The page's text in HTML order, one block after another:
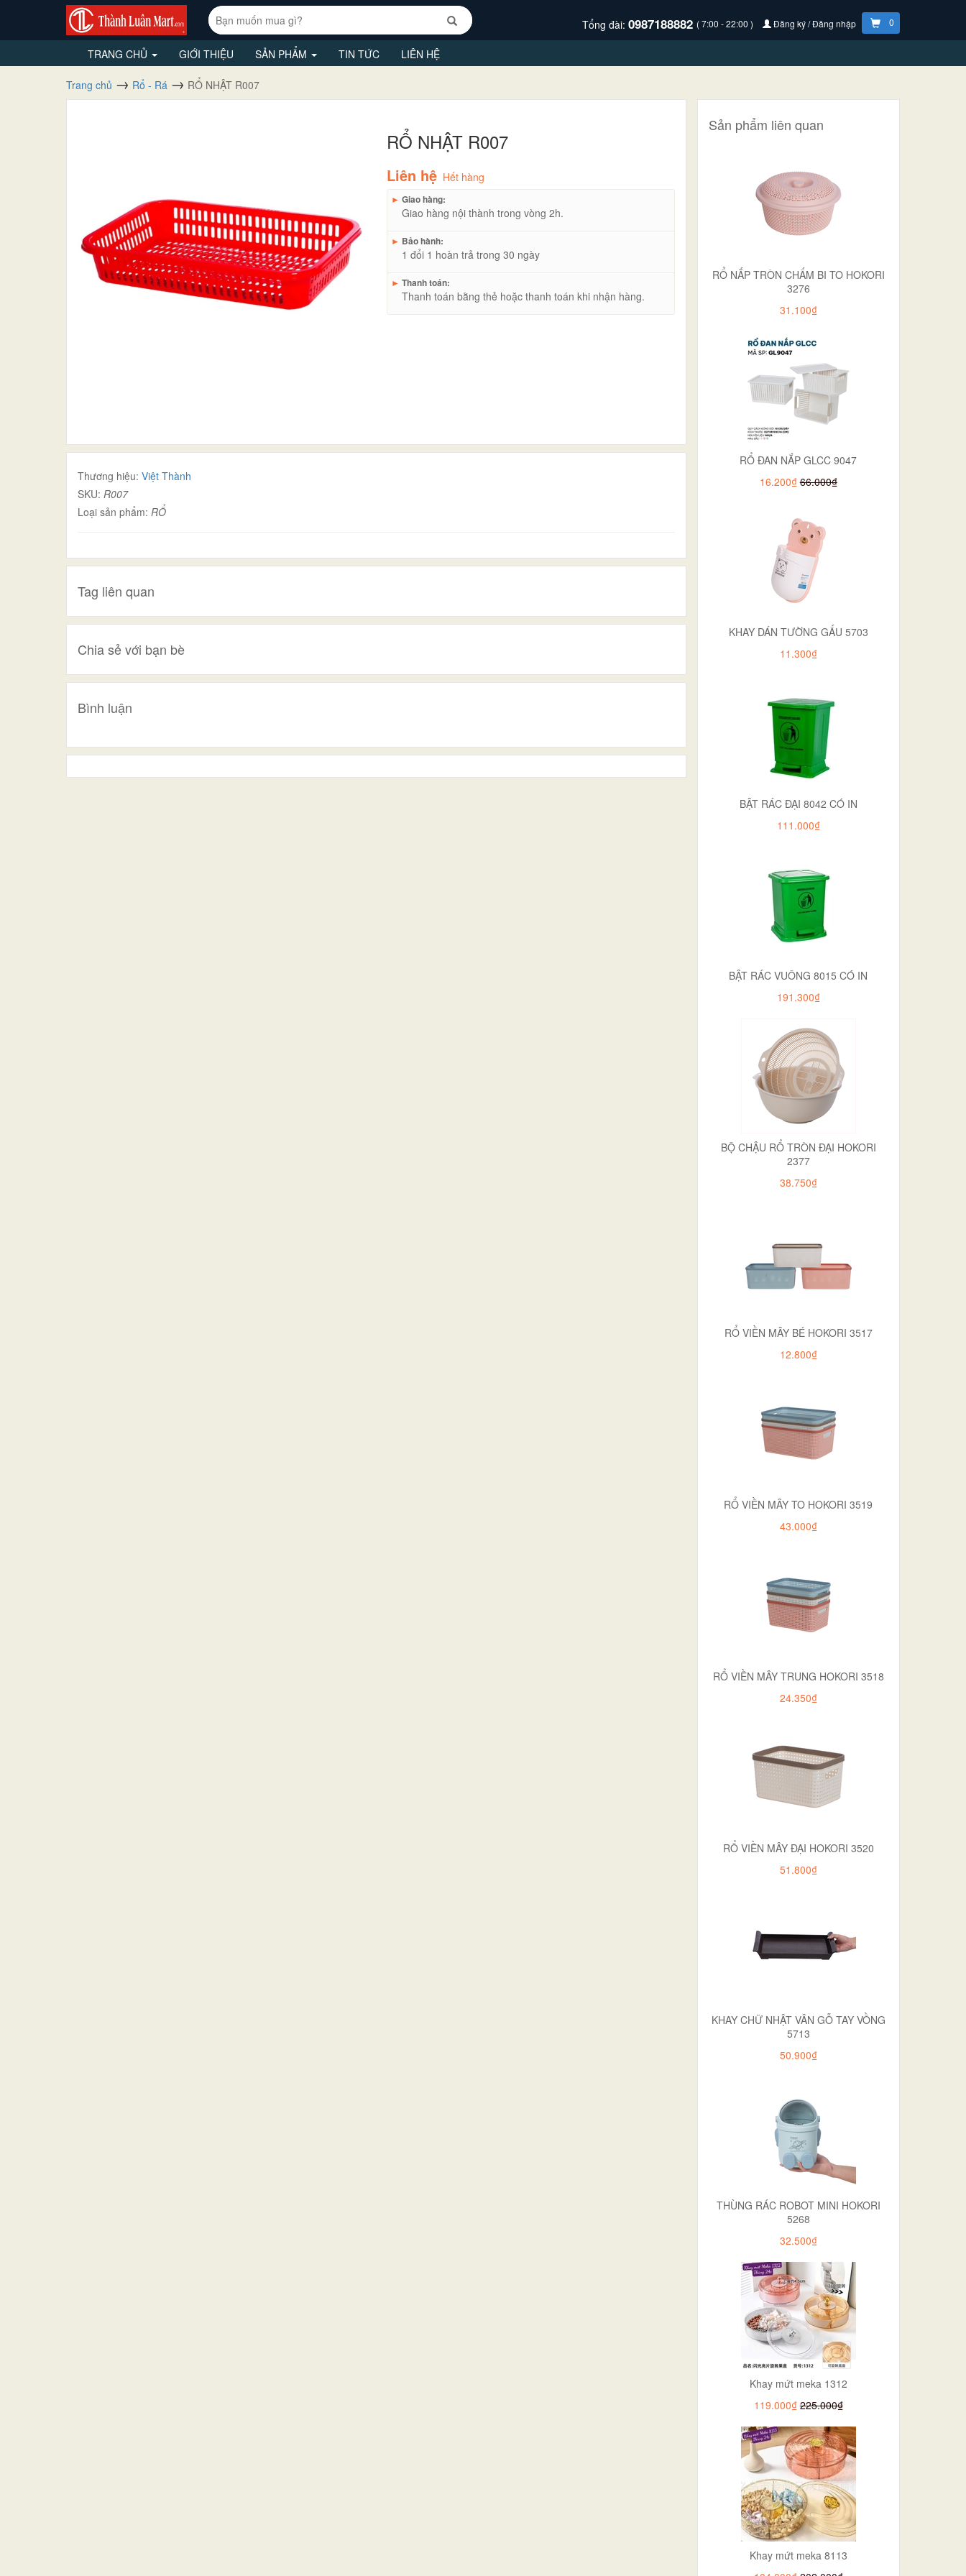
Tổng đài: 0987188882 ( 7:00 - 22:00 ) Đăng ký / Đăng nhập 0
TRANG CHỦ GIỚI THIỆU SẢN PHẨM TIN TỨC LIÊN HỆ
Trang chủ Rổ - Rá RỔ NHẬT R007
RỔ NHẬT R007
Liên hệ Hết hàng
► Giao hàng:
Giao hàng nội thành trong vòng 2h.
► Bảo hành:
1 đổi 1 hoàn trả trong 30 ngày
► Thanh toán:
Thanh toán bằng thẻ hoặc thanh toán khi nhận hàng.
Thương hiệu: Việt Thành
SKU: R007
Loại sản phẩm: RỔ
Tag liên quan
Chia sẻ với bạn bè
Bình luận
Sản phẩm liên quan
RỔ NẮP TRÒN CHẤM BI TO HOKORI
3276
31.100₫
RỔ ĐAN NẮP GLCC 9047
16.200₫ 66.000₫
KHAY DÁN TƯỜNG GẤU 5703
11.300₫
BẬT RÁC ĐẠI 8042 CÓ IN
111.000₫
BẬT RÁC VUÔNG 8015 CÓ IN
191.300₫
BỘ CHẬU RỔ TRÒN ĐẠI HOKORI
2377
38.750₫
RỔ VIỀN MÂY BÉ HOKORI 3517
12.800₫
RỔ VIỀN MÂY TO HOKORI 3519
43.000₫
RỔ VIỀN MÂY TRUNG HOKORI 3518
24.350₫
RỔ VIỀN MÂY ĐẠI HOKORI 3520
51.800₫
KHAY CHỮ NHẬT VÂN GỖ TAY VỒNG
5713
50.900₫
THÙNG RÁC ROBOT MINI HOKORI
5268
32.500₫
Khay mứt meka 1312
119.000₫ 225.000₫
Khay mứt meka 8113